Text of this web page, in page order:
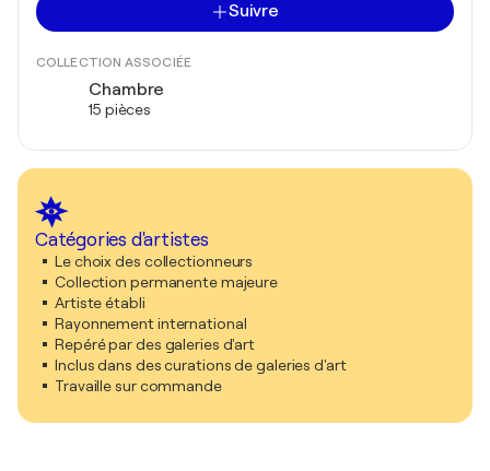
Suivre
COLLECTION ASSOCIÉE
Chambre
15 pièces
Catégories d'artistes
Le choix des collectionneurs
Collection permanente majeure
Artiste établi
Rayonnement international
Repéré par des galeries d'art
Inclus dans des curations de galeries d'art
Travaille sur commande